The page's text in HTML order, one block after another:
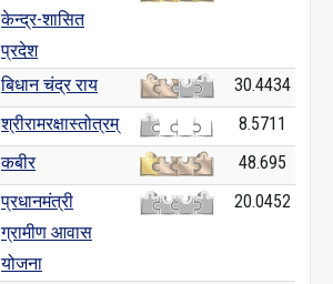
केन्द्र-शासित
प्रदेश
बिधान चंद्र राय
30.4434
श्रीरामरक्षास्तोत्रम्
8.5711
कबीर
48.695
प्रधानमंत्री
ग्रामीण आवास
योजना
20.0452